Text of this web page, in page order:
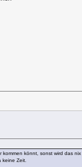
kommen könnt, sonst wird das nix
Zeit.